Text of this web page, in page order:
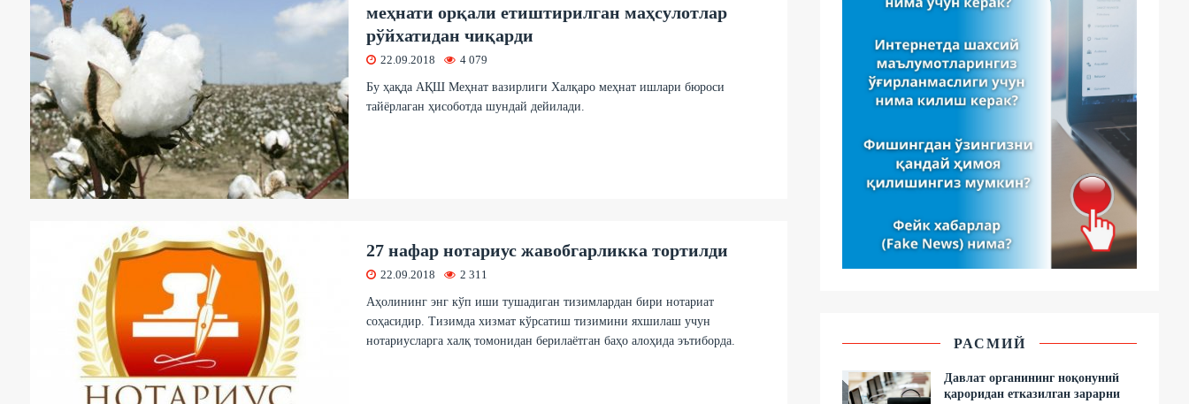
меҳнати орқали етиштирилган маҳсулотлар
рўйхатидан чиқарди
22.09.2018 4 079
Бу ҳақда АҚШ Меҳнат вазирлиги Халқаро меҳнат ишлари бюроси
тайёрлаган ҳисоботда шундай дейилади.
27 нафар нотариус жавобгарликка тортилди
22.09.2018 2 311
Аҳолининг энг кўп иши тушадиган тизимлардан бири нотариат
соҳасидир. Тизимда хизмат кўрсатиш тизимини яхшилаш учун
нотариусларга халқ томонидан берилаётган баҳо алоҳида эътиборда.
РАСМИЙ
Давлат органининг ноқонуний
қароридан етказилган зарарни